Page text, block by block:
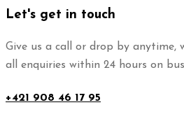
Let's get in touch
Give us a call or drop by anytime,
all enquiries within 24 hours on
+421 908 46 17 95